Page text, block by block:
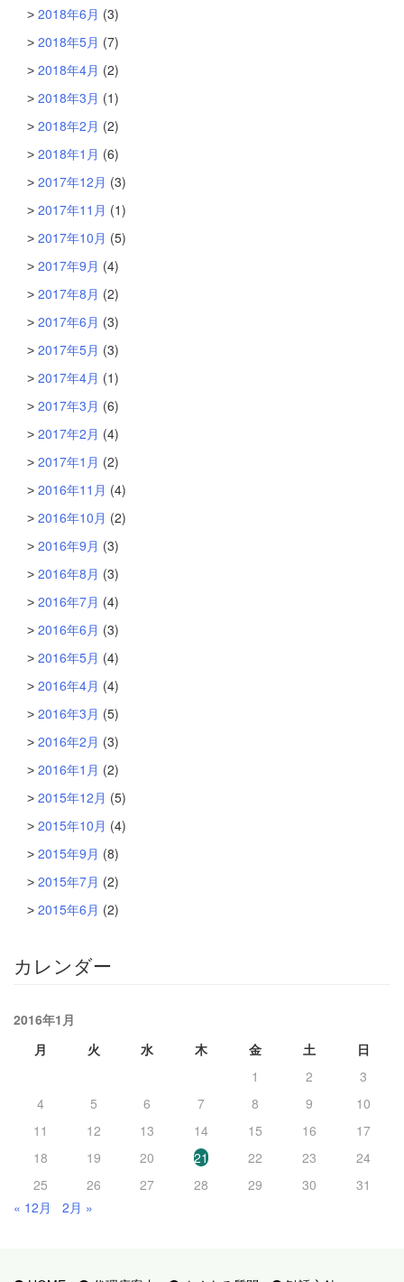
2018年6月 (3)
2018年5月 (7)
2018年4月 (2)
2018年3月 (1)
2018年2月 (2)
2018年1月 (6)
2017年12月 (3)
2017年11月 (1)
2017年10月 (5)
2017年9月 (4)
2017年8月 (2)
2017年6月 (3)
2017年5月 (3)
2017年4月 (1)
2017年3月 (6)
2017年2月 (4)
2017年1月 (2)
2016年11月 (4)
2016年10月 (2)
2016年9月 (3)
2016年8月 (3)
2016年7月 (4)
2016年6月 (3)
2016年5月 (4)
2016年4月 (4)
2016年3月 (5)
2016年2月 (3)
2016年1月 (2)
2015年12月 (5)
2015年10月 (4)
2015年9月 (8)
2015年7月 (2)
2015年6月 (2)
カレンダー
2016年1月
月
火 水 木 金 土
日
1
2
3
4
5 6 7 8 9
10
11
12 13 14 15 16
17
18
19 20 21 22 23
24
25
26 27 28 29 30
31
« 12月
2月 »